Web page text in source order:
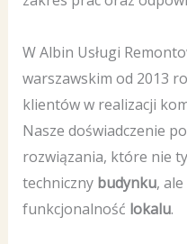
W Albin Usługi
warszawskim od 2013
klientów w realizacji
Nasze doświadczenie
rozwiązania, które nie
techniczny budynku,
funkcjonalność lokalu.